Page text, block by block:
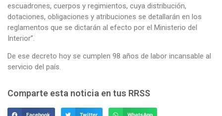
escuadrones, cuerpos y regimientos, cuya distribución,
dotaciones, obligaciones y atribuciones se detallarán en los
reglamentos que se dictarán al efecto por el Ministerio del
Interior”.
De ese decreto hoy se cumplen 98 años de labor incansable al
servicio del país.
Comparte esta noticia en tus RRSS
Facebook Twitter WhatsApp